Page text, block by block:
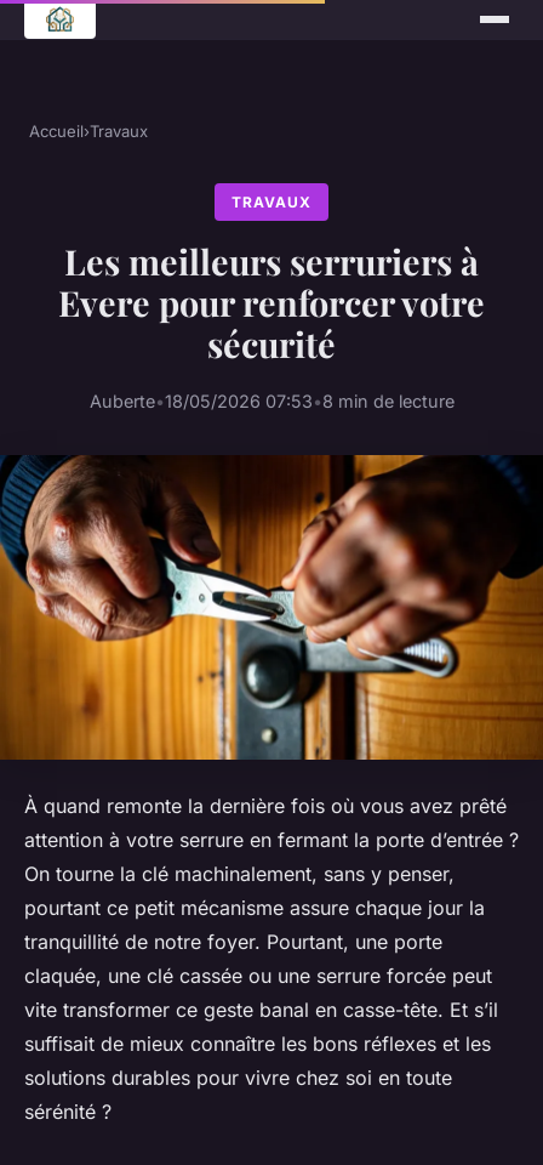
Accueil›Travaux
TRAVAUX
Les meilleurs serruriers à
Evere pour renforcer votre
sécurité
Auberte•18/05/2026 07:53•8 min de lecture
À quand remonte la dernière fois où vous avez prêté
attention à votre serrure en fermant la porte d’entrée ?
On tourne la clé machinalement, sans y penser,
pourtant ce petit mécanisme assure chaque jour la
tranquillité de notre foyer. Pourtant, une porte
claquée, une clé cassée ou une serrure forcée peut
vite transformer ce geste banal en casse-tête. Et s’il
suffisait de mieux connaître les bons réflexes et les
solutions durables pour vivre chez soi en toute
sérénité ?